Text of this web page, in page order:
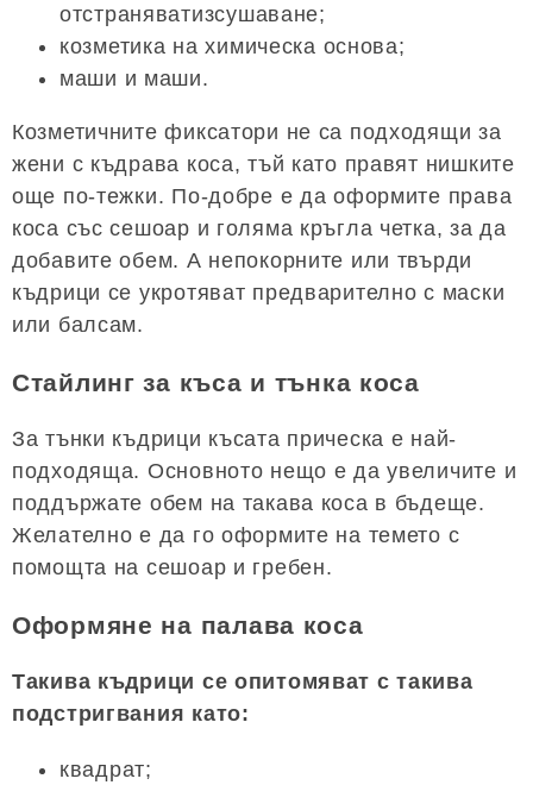
отстраняватизсушаване;
козметика на химическа основа;
маши и маши.
Козметичните фиксатори не са подходящи за
жени с къдрава коса, тъй като правят нишките
още по-тежки. По-добре е да оформите права
коса със сешоар и голяма кръгла четка, за да
добавите обем. А непокорните или твърди
къдрици се укротяват предварително с маски
или балсам.
Стайлинг за къса и тънка коса
За тънки къдрици късата прическа е най-
подходяща. Основното нещо е да увеличите и
поддържате обем на такава коса в бъдеще.
Желателно е да го оформите на темето с
помощта на сешоар и гребен.
Оформяне на палава коса
Такива къдрици се опитомяват с такива
подстригвания като:
квадрат;